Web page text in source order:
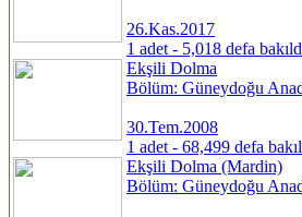
26.Kas.2017
1 adet - 5,018 defa
Ekşili Dolma
Bölüm: Güneydoğu
30.Tem.2008
1 adet - 68,499 defa
Ekşili Dolma (Mardin)
Bölüm: Güneydoğu